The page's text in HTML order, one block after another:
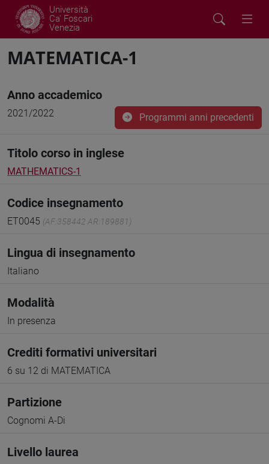
Università
Ca' Foscari
Venezia
MATEMATICA-1
Anno accademico
2021/2022 Programmi anni precedenti
Titolo corso in inglese
MATHEMATICS-1
Codice insegnamento
ET0045 (AF:358442 AR:189881)
Lingua di insegnamento
Italiano
Modalità
In presenza
Crediti formativi universitari
6 su 12 di MATEMATICA
Partizione
Cognomi A-Di
Livello laurea